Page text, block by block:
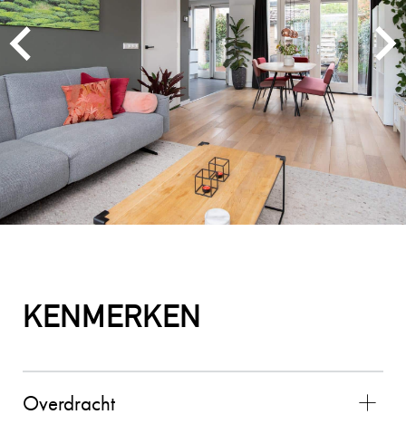
KENMERKEN
Overdracht
MEVROUW A. WIJNA
Wij zouden Charles Nagelkerke zeker
aanbevelen als makelaar. Hij geeft goede
adviezen, is zeer punctueel en betrouwbaar.
2025-08-26
De contacten met Charles liepen zeer goed. Hij
voldeed boven verwachting en alles verliep
gehele samenwerking en zouden Charles als
makelaar zeker aanbevelen!!